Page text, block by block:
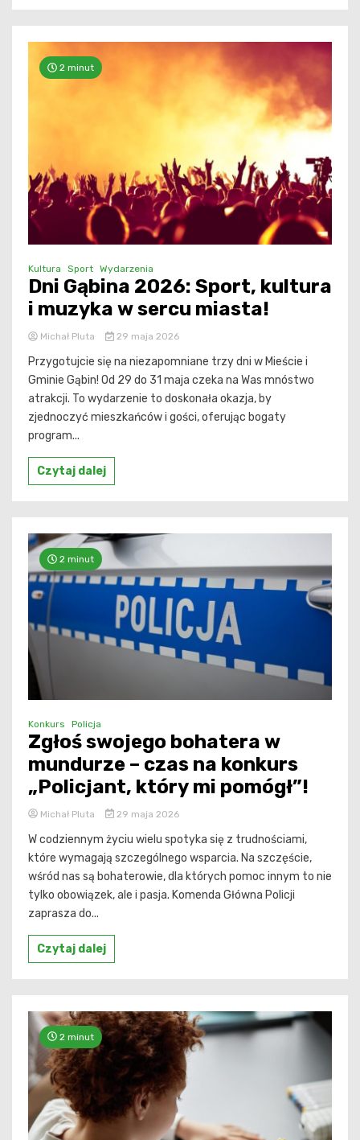
2 minut
Kultura Sport Wydarzenia
Dni Gąbina 2026: Sport, kultura
i muzyka w sercu miasta!
Michał Pluta 29 maja 2026
Przygotujcie się na niezapomniane trzy dni w Mieście i
Gminie Gąbin! Od 29 do 31 maja czeka na Was mnóstwo
atrakcji. To wydarzenie to doskonała okazja, by
zjednoczyć mieszkańców i gości, oferując bogaty
program...
Czytaj dalej
2 minut
Konkurs Policja
Zgłoś swojego bohatera w
mundurze – czas na konkurs
„Policjant, który mi pomógł”!
Michał Pluta 29 maja 2026
W codziennym życiu wielu spotyka się z trudnościami,
które wymagają szczególnego wsparcia. Na szczęście,
wśród nas są bohaterowie, dla których pomoc innym to nie
tylko obowiązek, ale i pasja. Komenda Główna Policji
zaprasza do...
Czytaj dalej
2 minut